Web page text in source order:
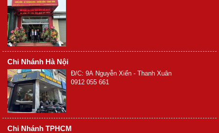
Chi Nhánh Hà Nội
Đ/C: 9A Nguyễn Xiển - Thanh Xuân
0912 055 661
Chi Nhánh TPHCM